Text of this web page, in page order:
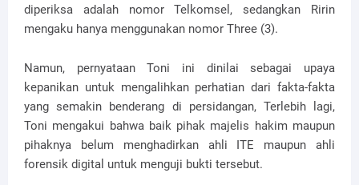
diperiksa adalah nomor Telkomsel, sedangkan Ririn
mengaku hanya menggunakan nomor Three (3).
Namun, pernyataan Toni ini dinilai sebagai upaya
kepanikan untuk mengalihkan perhatian dari fakta-fakta
yang semakin benderang di persidangan, Terlebih lagi,
Toni mengakui bahwa baik pihak majelis hakim maupun
pihaknya belum menghadirkan ahli ITE maupun ahli
forensik digital untuk menguji bukti tersebut.